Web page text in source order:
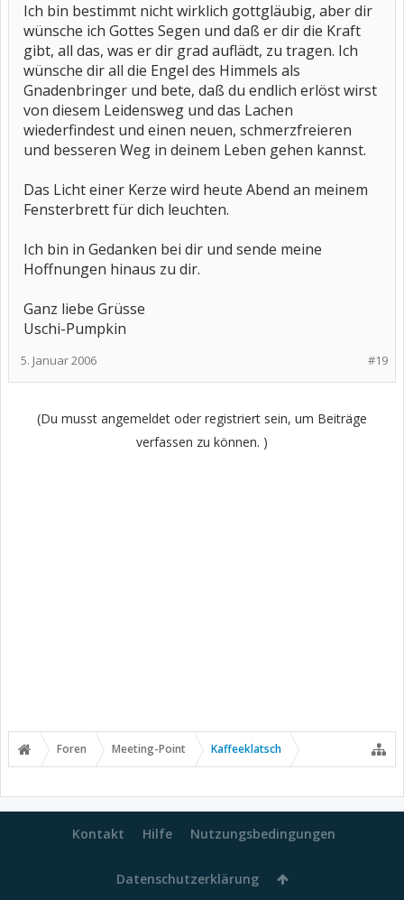
Ich bin bestimmt nicht wirklich gottgläubig, aber dir
wünsche ich Gottes Segen und daß er dir die Kraft
gibt, all das, was er dir grad auflädt, zu tragen. Ich
wünsche dir all die Engel des Himmels als
Gnadenbringer und bete, daß du endlich erlöst wirst
von diesem Leidensweg und das Lachen
wiederfindest und einen neuen, schmerzfreieren
und besseren Weg in deinem Leben gehen kannst.
Das Licht einer Kerze wird heute Abend an meinem
Fensterbrett für dich leuchten.
Ich bin in Gedanken bei dir und sende meine
Hoffnungen hinaus zu dir.
Ganz liebe Grüsse
Uschi-Pumpkin
#19
5. Januar 2006
(Du musst angemeldet oder registriert sein, um Beiträge
verfassen zu können. )
Foren Meeting-Point Kaffeeklatsch
Kontakt Hilfe Nutzungsbedingungen
Datenschutzerklärung